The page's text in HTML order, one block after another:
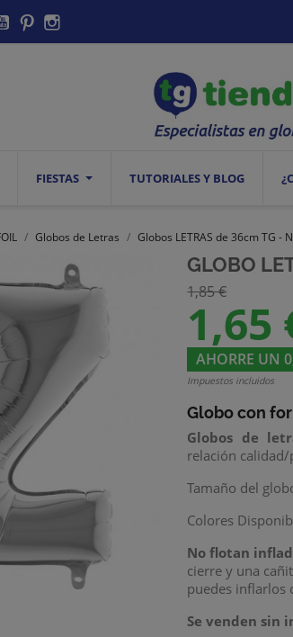
YouTubePinterest
FIESTAS TUTORIALES Y BLOG
Globos de Letras Globos LETRAS de 36cm TG -
GLOBO
1,85 €
1,65
AHORRE UN
Impuestos incluidos
Globo con
Globos de
relación calidad/
Tamaño del
Colores
No flotan
cierre y una
puedes inflarlos
Se venden sin